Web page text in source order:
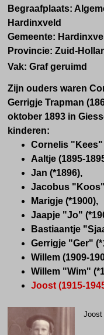
Begraafplaats:
Hardinxveld
Gemeente:
Provincie: Zuid-
Vak: Graf geruimd
Zijn ouders waren
Gerrigje Trapman
oktober 1893 in
kinderen:
Cornelis "Kees"
Aaltje (1895-
Jan (*1896),
Jacobus "Koos"
Marigje (*1900),
Jaapje "Jo"
Bastiaantje
Gerrigje "Ger"
Willem (1909-
Willem "Wim"
Joost (1915-
Joost